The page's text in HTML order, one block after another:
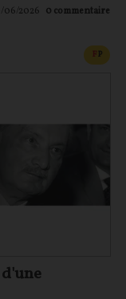
06/2026 0 commentaire
FP